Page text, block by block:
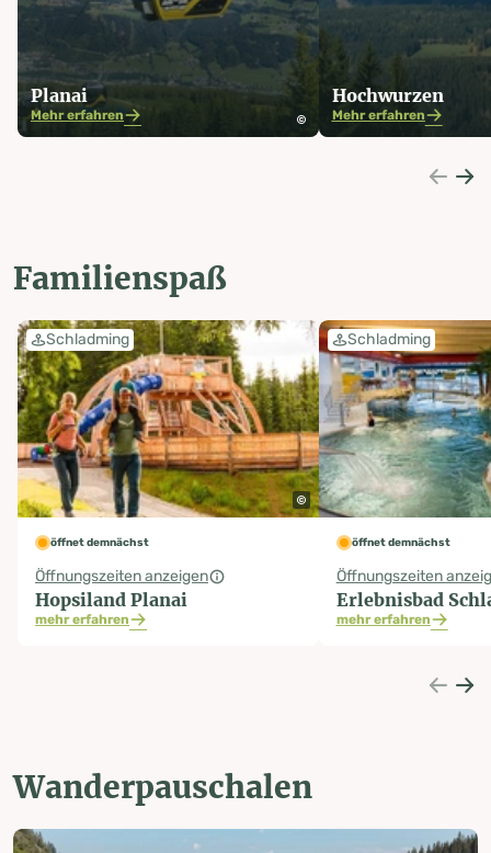
Planai
Mehr erfahren
Hochwurzen
Mehr erfahren
Familienspaß
Schladming
öffnet demnächst
Öffnungszeiten anzeigen
Hopsiland Planai
mehr erfahren
Schladming
öffnet demnächst
Öffnungszeiten
Erlebnisbad
mehr erfahren
Wanderpauschalen